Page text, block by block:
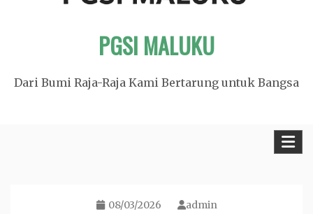
PGSI MALUKU
Dari Bumi Raja-Raja Kami Bertarung untuk Bangsa
08/03/2026 admin